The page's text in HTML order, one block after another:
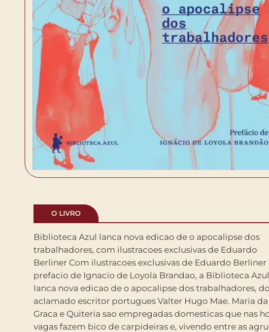
O LIVRO
Biblioteca Azul lanca nova edicao de o apocalipse dos
trabalhadores, com ilustracoes exclusivas de Eduardo
Berliner Com ilustracoes exclusivas de Eduardo Berliner e
prefacio de Ignacio de Loyola Brandao, a Biblioteca Azul
lanca nova edicao de o apocalipse dos trabalhadores, do
aclamado escritor portugues Valter Hugo Mae. Maria da
Graca e Quiteria sao empregadas domesticas que nas
vagas fazem bico de carpideiras e, vivendo entre as
da atualidade. Sua obra esta traduzida em muitas linguas,
merecendo um prestigiado acolhimento em paises como
Alemanha, Espanha, Franca e Croacia. Publicou os romances
o nosso reino, o remorso de baltazar serapiao (Premio
Literario Jose Saramago), o apocalipse dos trabalhadores, a
maquina de fazer espanhois (Grande Premio Portugal
Telecom de Melhor Livro do Ano e Premio Portugal
de Melhor Romance do Ano), O filho de mil homens